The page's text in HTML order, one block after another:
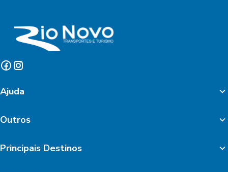
Ajuda
Outros
Principais Destinos